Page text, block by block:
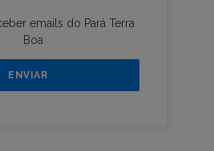
emails do Pará Terra
Boa